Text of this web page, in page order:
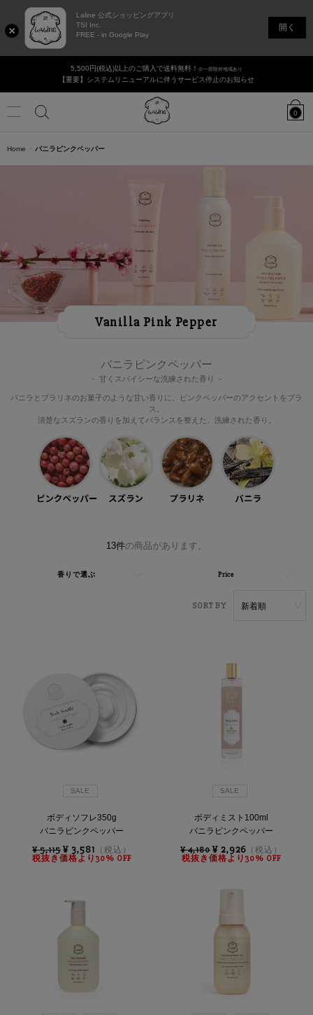
Laline 公式ショッピングアプリ
TSI Inc.
FREE - in Google Play
開く
5,500円(税込)以上のご購入で送料無料！ ※一部除外地域あり
【重要】システムリニューアルに伴うサービス停止のお知らせ
ロ
グ
香りで選ぶ
ヘアケア
フェイシャル
0
Home バニラピンクペッパー
Vanilla Pink Pepper
バニラピンクペッパー
－ 甘くスパイシーな洗練された香り －
バニラとプラリネのお菓子のような甘い香りに、ピンクペッパーのアクセントをプラ
ス。
清楚なスズランの香りを加えてバランスを整えた、洗練された香り。
SALE
ボディソフレ350g
バニラピンクペッパー
¥ 5,115 ¥ 3,581 （税込）
税抜き価格より30% OFF
SALE
ボディミスト100ml
バニラピンクペッパー
¥ 4,180 ¥ 2,926（税込）
税抜き価格より30% OFF
13件の商品があります。
香りで選ぶ Price